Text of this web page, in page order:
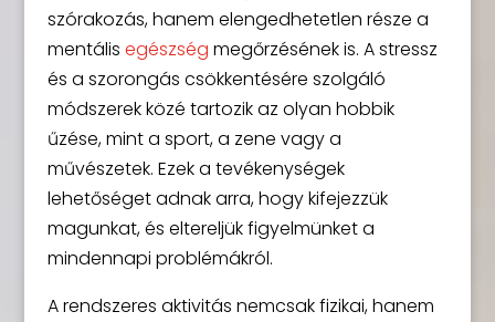
szórakozás, hanem elengedhetetlen része a
mentális egészség megőrzésének is. A stressz
és a szorongás csökkentésére szolgáló
módszerek közé tartozik az olyan hobbik
űzése, mint a sport, a zene vagy a
művészetek. Ezek a tevékenységek
lehetőséget adnak arra, hogy kifejezzük
magunkat, és eltereljük figyelmünket a
mindennapi problémákról.
A rendszeres aktivitás nemcsak fizikai, hanem